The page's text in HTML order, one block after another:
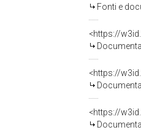
Fonti e